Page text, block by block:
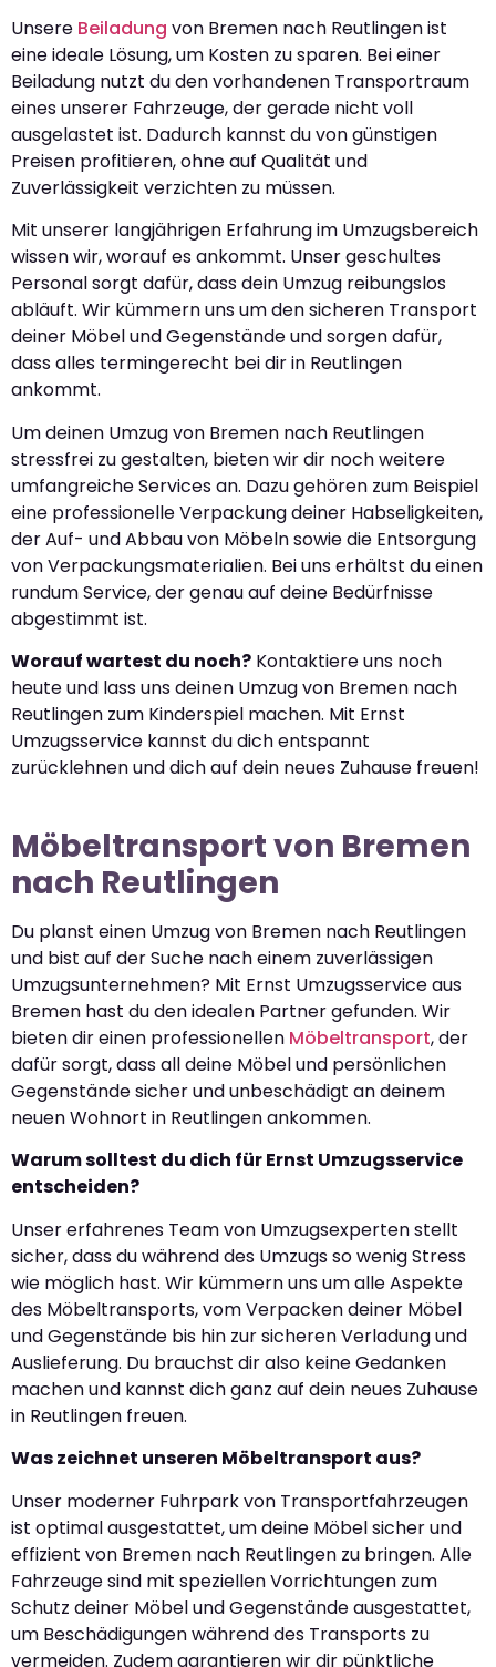
Unsere Beiladung von Bremen nach Reutlingen ist
eine ideale Lösung, um Kosten zu sparen. Bei einer
Beiladung nutzt du den vorhandenen Transportraum
eines unserer Fahrzeuge, der gerade nicht voll
ausgelastet ist. Dadurch kannst du von günstigen
Preisen profitieren, ohne auf Qualität und
Zuverlässigkeit verzichten zu müssen.
Mit unserer langjährigen Erfahrung im Umzugsbereich
wissen wir, worauf es ankommt. Unser geschultes
Personal sorgt dafür, dass dein Umzug reibungslos
abläuft. Wir kümmern uns um den sicheren Transport
deiner Möbel und Gegenstände und sorgen dafür,
dass alles termingerecht bei dir in Reutlingen
ankommt.
Um deinen Umzug von Bremen nach Reutlingen
stressfrei zu gestalten, bieten wir dir noch weitere
umfangreiche Services an. Dazu gehören zum Beispiel
eine professionelle Verpackung deiner Habseligkeiten,
der Auf- und Abbau von Möbeln sowie die Entsorgung
von Verpackungsmaterialien. Bei uns erhältst du einen
rundum Service, der genau auf deine Bedürfnisse
abgestimmt ist.
Worauf wartest du noch? Kontaktiere uns noch
heute und lass uns deinen Umzug von Bremen nach
Reutlingen zum Kinderspiel machen. Mit Ernst
Umzugsservice kannst du dich entspannt
zurücklehnen und dich auf dein neues Zuhause freuen!
Möbeltransport von Bremen
nach Reutlingen
Du planst einen Umzug von Bremen nach Reutlingen
und bist auf der Suche nach einem zuverlässigen
Umzugsunternehmen? Mit Ernst Umzugsservice aus
Bremen hast du den idealen Partner gefunden. Wir
bieten dir einen professionellen Möbeltransport, der
dafür sorgt, dass all deine Möbel und persönlichen
Gegenstände sicher und unbeschädigt an deinem
neuen Wohnort in Reutlingen ankommen.
Warum solltest du dich für Ernst Umzugsservice
entscheiden?
Unser erfahrenes Team von Umzugsexperten stellt
sicher, dass du während des Umzugs so wenig Stress
wie möglich hast. Wir kümmern uns um alle Aspekte
des Möbeltransports, vom Verpacken deiner Möbel
und Gegenstände bis hin zur sicheren Verladung und
Auslieferung. Du brauchst dir also keine Gedanken
machen und kannst dich ganz auf dein neues Zuhause
in Reutlingen freuen.
Was zeichnet unseren Möbeltransport aus?
Unser moderner Fuhrpark von Transportfahrzeugen
ist optimal ausgestattet, um deine Möbel sicher und
effizient von Bremen nach Reutlingen zu bringen. Alle
Fahrzeuge sind mit speziellen Vorrichtungen zum
Schutz deiner Möbel und Gegenstände ausgestattet,
um Beschädigungen während des Transports zu
vermeiden. Zudem garantieren wir dir pünktliche